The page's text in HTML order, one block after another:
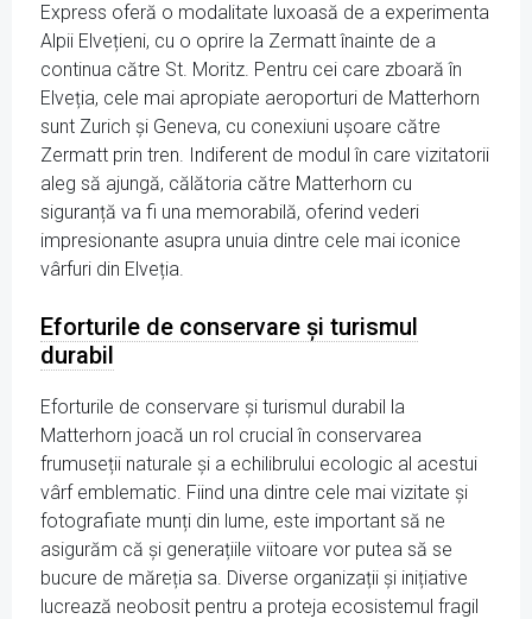
Express oferă o modalitate luxoasă de a experimenta
Alpii Elvețieni, cu o oprire la Zermatt înainte de a
continua către St. Moritz. Pentru cei care zboară în
Elveția, cele mai apropiate aeroporturi de Matterhorn
sunt Zurich și Geneva, cu conexiuni ușoare către
Zermatt prin tren. Indiferent de modul în care vizitatorii
aleg să ajungă, călătoria către Matterhorn cu
siguranță va fi una memorabilă, oferind vederi
impresionante asupra unuia dintre cele mai iconice
vârfuri din Elveția.
Eforturile de conservare și turismul
durabil
Eforturile de conservare și turismul durabil la
Matterhorn joacă un rol crucial în conservarea
frumuseții naturale și a echilibrului ecologic al acestui
vârf emblematic. Fiind una dintre cele mai vizitate și
fotografiate munți din lume, este important să ne
asigurăm că și generațiile viitoare vor putea să se
bucure de măreția sa. Diverse organizații și inițiative
lucrează neobosit pentru a proteja ecosistemul fragil